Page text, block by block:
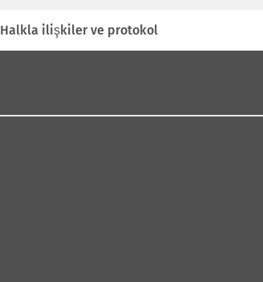
Halkla ilişkiler ve protokol